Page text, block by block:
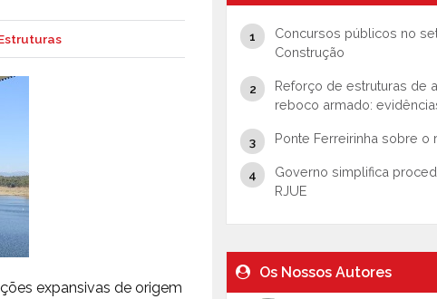
expansivas de origem
Concursos públicos no
Construção
Reforço de estruturas de
reboco armado:
Ponte Ferreirinha sobre o
Governo simplifica
RJUE
Os Nossos Autores